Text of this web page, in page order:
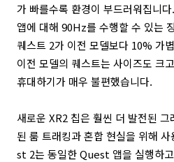
가 빠를수록 환경이 부드러워집니
앱에 대해 90Hz를 수행할 수 있는
퀘스트 2가 이전 모델보다 10% 가
이전 모델의 퀘스트는 사이즈도 크
휴대하기가 매우 불편했습니다.
새로운 XR2 칩은 훨씬 더 발전된
된 룸 트래킹과 혼합 현실을 위해
st 2는 동일한 Quest 앱을 실행하